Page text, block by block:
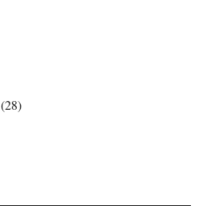
(28)